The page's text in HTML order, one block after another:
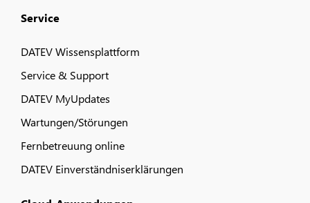
Service
DATEV Wissensplattform
Service & Support
DATEV MyUpdates
Wartungen/Störungen
Fernbetreuung online
DATEV Einverständniserklärungen